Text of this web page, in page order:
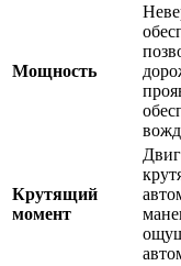
Мощность
Крутящий
момент